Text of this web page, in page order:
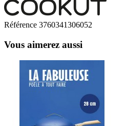
Référence 3760341306052
Vous aimerez aussi